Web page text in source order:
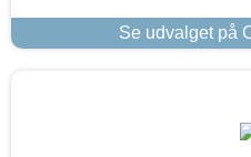
Se udvalget på